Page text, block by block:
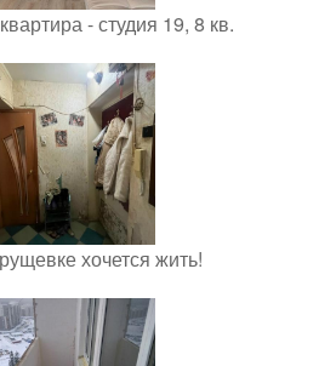
- студия 19, 8 кв.
хочется жить!